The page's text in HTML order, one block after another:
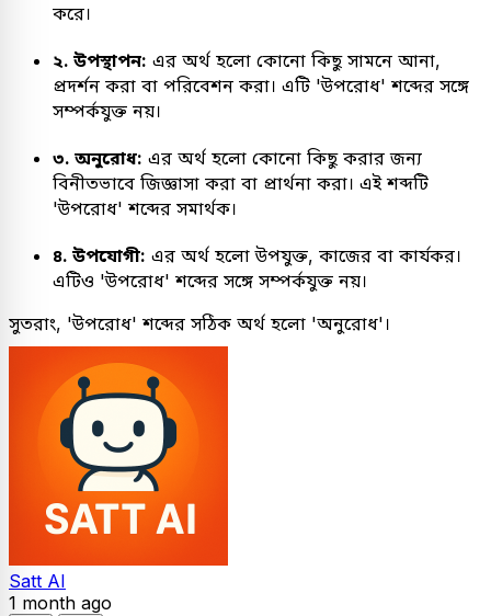
করে।
২. উপস্থাপন: এর অর্থ হলো কোনো কিছু সামনে আনা,
প্রদর্শন করা বা পরিবেশন করা। এটি 'উপরোধ' শব্দের সঙ্গে
সম্পর্কযুক্ত নয়।
৩. অনুরোধ: এর অর্থ হলো কোনো কিছু করার জন্য
বিনীতভাবে জিজ্ঞাসা করা বা প্রার্থনা করা। এই শব্দটি
'উপরোধ' শব্দের সমার্থক।
৪. উপযোগী: এর অর্থ হলো উপযুক্ত, কাজের বা কার্যকর।
এটিও 'উপরোধ' শব্দের সঙ্গে সম্পর্কযুক্ত নয়।
সুতরাং, 'উপরোধ' শব্দের সঠিক অর্থ হলো 'অনুরোধ'।
Satt AI
1 month ago